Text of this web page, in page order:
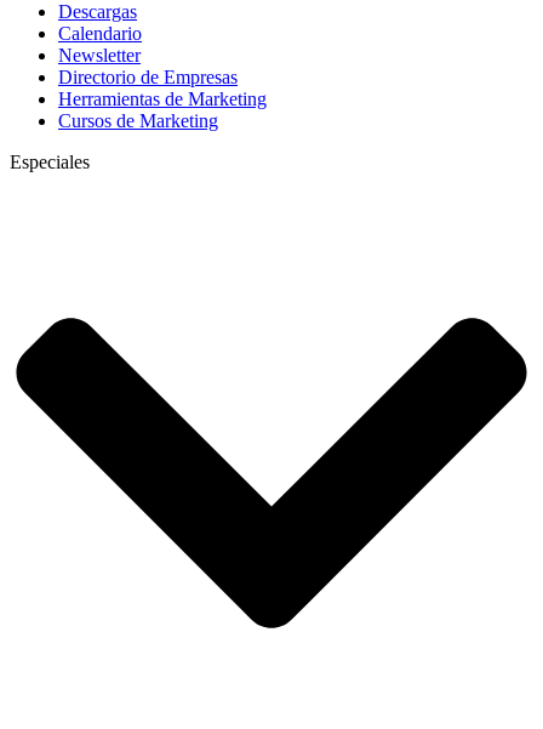
Descargas
Calendario
Newsletter
Directorio de Empresas
Herramientas de Marketing
Cursos de Marketing
Especiales